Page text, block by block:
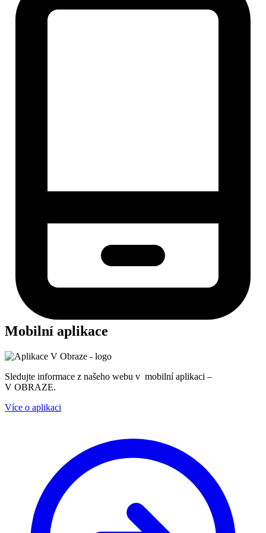
Mobilní aplikace
Sledujte informace z našeho webu v mobilní aplikaci –
V OBRAZE.
Více o aplikaci